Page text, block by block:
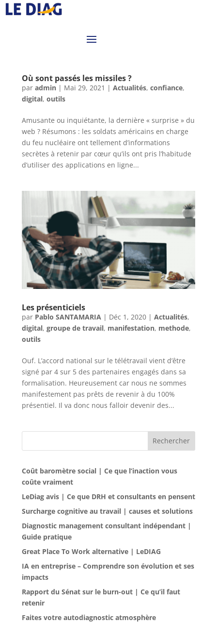
Où sont passés les missiles ?
par admin| Mai 29, 2021 | Actualités, confiance,
digital, outils
Amusante ou inquiétante, la dernière « surprise » du
web ? Résumons : les soldats américains en charge
du feu nucléaire ont tellement d’informations
secrètes à retenir par cœur qu’ils ont pris l’habitude
d’utiliser des applications en ligne...
Les présenticiels
par Pablo SANTAMARIA | Déc 1, 2020| Actualités,
digital, groupe de travail, manifestation, methode,
outils
Ouf. L’accord national sur le télétravail vient d’être
signé par 4 sur 5 des partenaires engagés dans sa
formalisation. Heureusement car nous ne sommes
manifestement pas prêts de revenir à du 100%
présentiel. Il va donc nous falloir devenir des...
Rechercher
Coût baromètre social | Ce que l’inaction vous
coûte vraiment
LeDiag avis | Ce que DRH et consultants en pensent
Surcharge cognitive au travail | causes et solutions
Diagnostic management consultant indépendant |
Guide pratique
Great Place To Work alternative | LeDIAG
IA en entreprise – Comprendre son évolution et ses
impacts
Rapport du Sénat sur le burn-out | Ce qu’il faut
retenir
Faites votre autodiagnostic atmosphère